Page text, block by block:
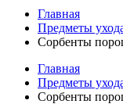
Главная
Предметы
Сорбенты
Главная
Предметы
Сорбенты